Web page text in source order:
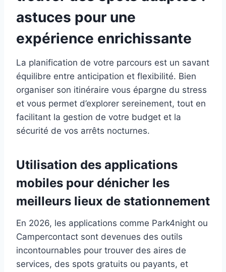
astuces pour une
expérience enrichissante
La planification de votre parcours est un savant
équilibre entre anticipation et flexibilité. Bien
organiser son itinéraire vous épargne du stress
et vous permet d’explorer sereinement, tout en
facilitant la gestion de votre budget et la
sécurité de vos arrêts nocturnes.
Utilisation des applications
mobiles pour dénicher les
meilleurs lieux de stationnement
En 2026, les applications comme Park4night ou
Campercontact sont devenues des outils
incontournables pour trouver des aires de
services, des spots gratuits ou payants, et